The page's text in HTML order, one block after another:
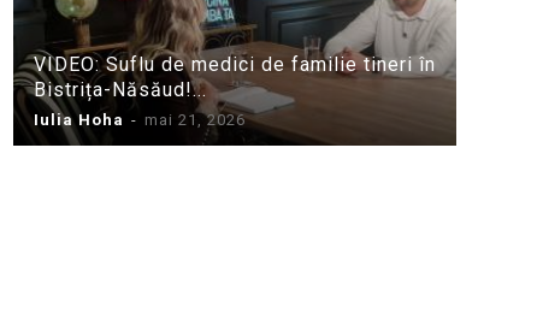
VIDEO: Suflu de medici de familie tineri în
Bistrița-Năsăud!...
Iulia Hoha - mai 21, 2026